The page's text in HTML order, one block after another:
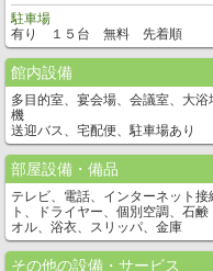
駐車場
有り １５台 無料 先着順
館内設備
多目的室、宴会場、会議室、大
機
送迎バス、宅配便、駐車場あり
部屋設備・備品
テレビ、電話、インターネット
ト、ドライヤー、個別空調、石
オル、浴衣、スリッパ、金庫
その他の設備・サービス